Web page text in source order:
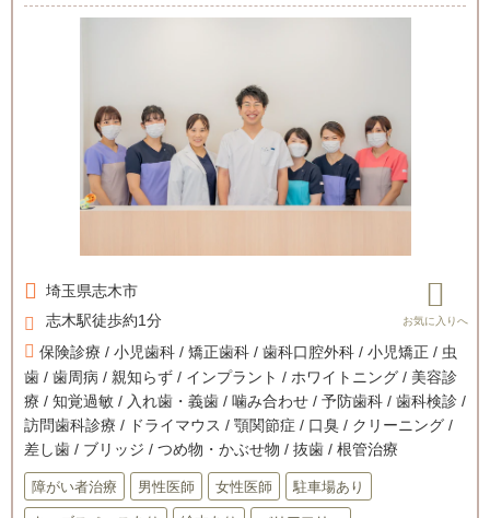
埼玉県志木市
志木駅徒歩約1分
保険診療 / 小児歯科 / 矯正歯科 / 歯科口腔外科 / 小児矯正 / 虫
歯 / 歯周病 / 親知らず / インプラント / ホワイトニング / 美容診
療 / 知覚過敏 / 入れ歯・義歯 / 噛み合わせ / 予防歯科 / 歯科検診 /
訪問歯科診療 / ドライマウス / 顎関節症 / 口臭 / クリーニング /
差し歯 / ブリッジ / つめ物・かぶせ物 / 抜歯 / 根管治療
障がい者治療 男性医師 女性医師 駐車場あり